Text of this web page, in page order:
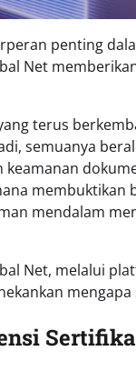
penting
Net
terus
semuanya
keamanan
membuktikan
mendalam
Net, melalui